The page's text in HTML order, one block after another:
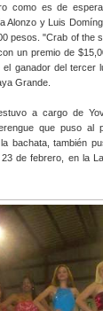
como es de
Alonzo y Luis
pesos. "Crab of the
un premio de
el ganador del tercer
Grande.
a cargo de
que puso al
bachata, también
de febrero, en la